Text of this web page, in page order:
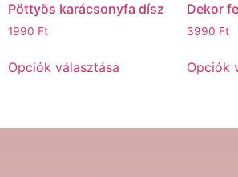
Pöttyös karácsonyfa dísz
1990 Ft
Opciók választása
Dekor
3990 Ft
Opciók